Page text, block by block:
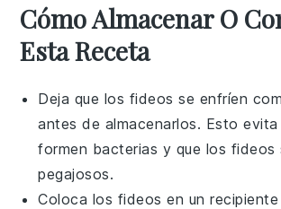
Cómo Almacenar O
Esta Receta
Deja que los fideos se enfríen
antes de almacenarlos. Esto evita
formen bacterias y que los fideos
pegajosos.
Coloca los fideos en un